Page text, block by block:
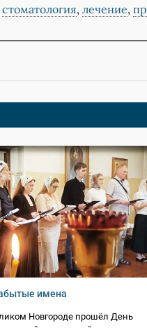
стоматология, лечение,
имена
Новгороде прошёл День